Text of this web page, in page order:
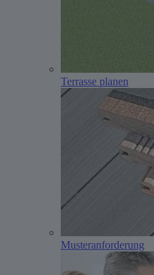
Terrasse planen
Musteranforderung